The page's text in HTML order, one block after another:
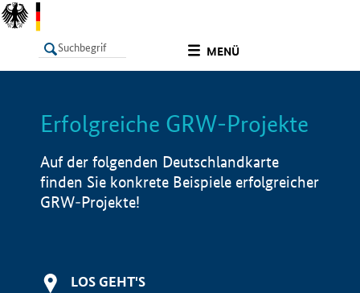
MENÜ
LISTE Info
Erfolgreiche GRW-Projekte
Auf der folgenden Deutschlandkarte
finden Sie konkrete Beispiele erfolgreicher
GRW-Projekte!
LOS GEHT'S